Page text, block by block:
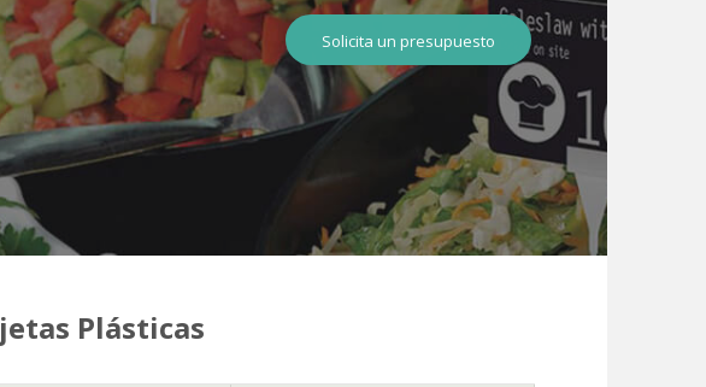
Solicita un presupuesto
Plásticas